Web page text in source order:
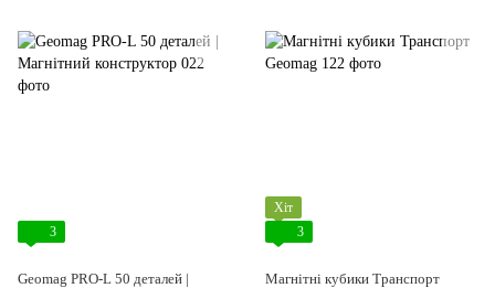
3
Geomag PRO-L 50 деталей |
Хіт
3
Магнітні кубики Транспорт